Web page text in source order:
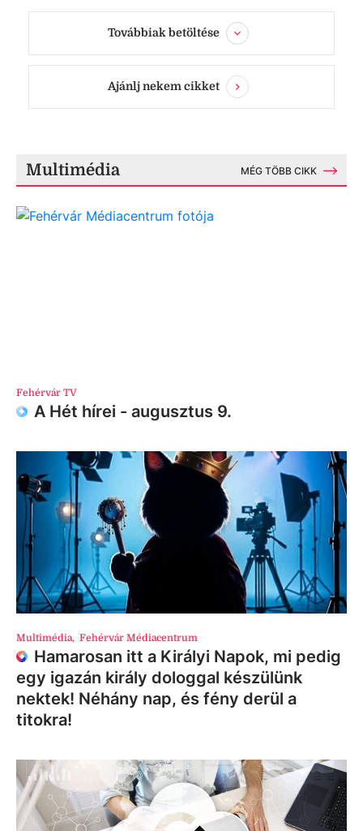
Továbbiak betöltése
Ajánlj nekem cikket
Multimédia MÉG TÖBB CIKK
Fehérvár TV
A Hét hírei - augusztus 9.
Multimédia, Fehérvár Médiacentrum
Hamarosan itt a Királyi Napok, mi pedig
egy igazán király dologgal készülünk
nektek! Néhány nap, és fény derül a
titokra!